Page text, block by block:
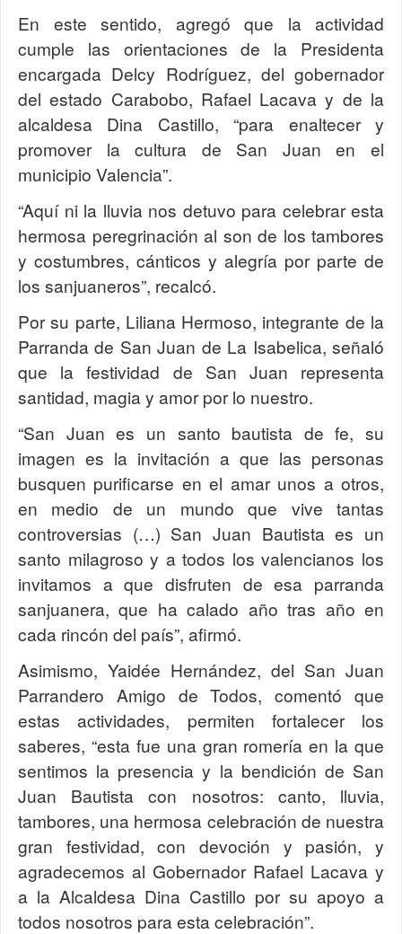
En este sentido, agregó que la actividad
cumple las orientaciones de la Presidenta
encargada Delcy Rodríguez, del gobernador
del estado Carabobo, Rafael Lacava y de la
alcaldesa Dina Castillo, “para enaltecer y
promover la cultura de San Juan en el
municipio Valencia”.
“Aquí ni la lluvia nos detuvo para celebrar esta
hermosa peregrinación al son de los tambores
y costumbres, cánticos y alegría por parte de
los sanjuaneros”, recalcó.
Por su parte, Liliana Hermoso, integrante de la
Parranda de San Juan de La Isabelica, señaló
que la festividad de San Juan representa
santidad, magia y amor por lo nuestro.
“San Juan es un santo bautista de fe, su
imagen es la invitación a que las personas
busquen purificarse en el amar unos a otros,
en medio de un mundo que vive tantas
controversias (…) San Juan Bautista es un
santo milagroso y a todos los valencianos los
invitamos a que disfruten de esa parranda
sanjuanera, que ha calado año tras año en
cada rincón del país”, afirmó.
Asimismo, Yaidée Hernández, del San Juan
Parrandero Amigo de Todos, comentó que
estas actividades, permiten fortalecer los
saberes, “esta fue una gran romería en la que
sentimos la presencia y la bendición de San
Juan Bautista con nosotros: canto, lluvia,
tambores, una hermosa celebración de nuestra
gran festividad, con devoción y pasión, y
agradecemos al Gobernador Rafael Lacava y
a la Alcaldesa Dina Castillo por su apoyo a
todos nosotros para esta celebración”.